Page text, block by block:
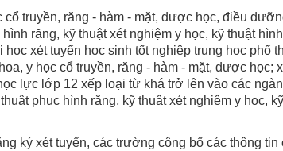
truyền, răng - hàm - mặt, dược học, điều
răng, kỹ thuật xét nghiệm y học, kỹ thuật
xét tuyển học sinh tốt nghiệp trung học phổ
y học cổ truyền, răng - hàm - mặt, dược học;
lực lớp 12 xếp loại từ khá trở lên vào các
phục hình răng, kỹ thuật xét nghiệm y học,
ký xét tuyển, các trường công bố các thông tin